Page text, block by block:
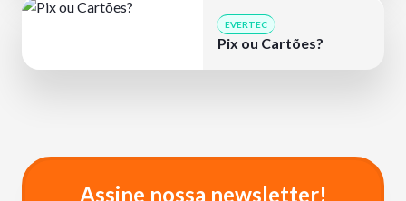
EVERTEC
Pix ou Cartões?
Assine nossa newsletter!